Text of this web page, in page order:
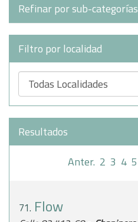
Refinar por sub-categorías
Filtro por localidad
Resultados
Anter. 2 3 4 5
71. Flow